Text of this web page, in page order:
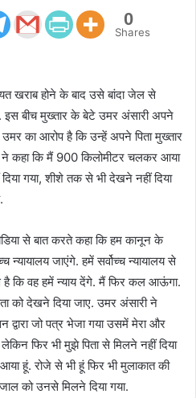
0
Shares
खराब होने के बाद उसे बांदा जेल से
इस बीच मुख्तार के बेटे उमर अंसारी अपने
का आरोप है कि उन्हें अपने पिता मुख्तार
ने कहा कि मैं 900 किलोमीटर चलकर आया
गया, शीशे तक से भी देखने नहीं दिया
से बात करते कहा कि हम कानून के
जाएंगे. हमें सर्वोच्च न्यायालय से
है कि वह हमें न्याय देंगे. मैं फिर कल आऊंगा.
को देखने दिया जाए. उमर अंसारी ने
जो पत्र भेजा गया उसमें मेरा और
फिर भी मुझे पिता से मिलने नहीं दिया
हूं. रोजे से भी हूं फिर भी मुलाकात की
को उनसे मिलने दिया गया.